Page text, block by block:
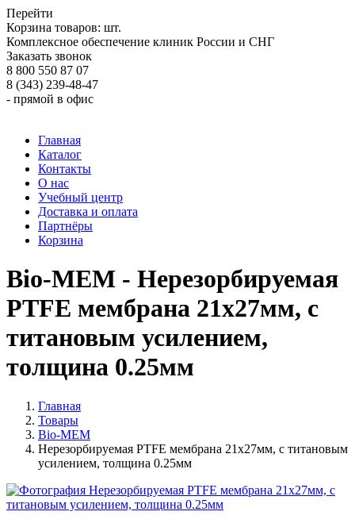
Перейти
Корзина товаров: шт.
Комплексное обеспечение клиник России и СНГ
Заказать звонок
8 800 550 87 07
8 (343) 239-48-47
- прямой в офис
Главная
Каталог
Контакты
О нас
Учебный центр
Доставка и оплата
Партнёры
Корзина
Bio-MEM - Нерезорбируемая
PTFE мембрана 21x27мм, с
титановым усилением,
толщина 0.25мм
Главная
Товары
Bio-MEM
Нерезорбируемая PTFE мембрана 21x27мм, с титановым
усилением, толщина 0.25мм